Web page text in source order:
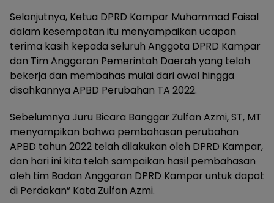
Selanjutnya, Ketua DPRD Kampar Muhammad Faisal
dalam kesempatan itu menyampaikan ucapan
terima kasih kepada seluruh Anggota DPRD Kampar
dan Tim Anggaran Pemerintah Daerah yang telah
bekerja dan membahas mulai dari awal hingga
disahkannya APBD Perubahan TA 2022.
Sebelumnya Juru Bicara Banggar Zulfan Azmi, ST, MT
menyampikan bahwa pembahasan perubahan
APBD tahun 2022 telah dilakukan oleh DPRD Kampar,
dan hari ini kita telah sampaikan hasil pembahasan
oleh tim Badan Anggaran DPRD Kampar untuk dapat
di Perdakan” Kata Zulfan Azmi.